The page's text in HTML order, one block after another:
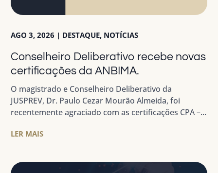
Conselheiro Deliberativo recebe novas
certificações da ANBIMA.
AGO 3, 2026 | DESTAQUE, NOTÍCIAS
O magistrado e Conselheiro Deliberativo da
JUSPREV, Dr. Paulo Cezar Mourão Almeida, foi
recentemente agraciado com as certificações CPA –...
LER MAIS